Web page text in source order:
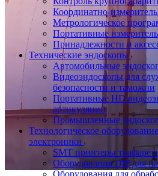
Координатно-
Метрологическое
Портативные
Принадлежности и
Технические эндоскопы
Автомобильные
Видеоэндоскопы для
безопасности и таможни
Портативные HD
артикуляции
Промышленные
Технологическое
электроники
SMT принтеры
Оборудования DIP для
Оборудования для